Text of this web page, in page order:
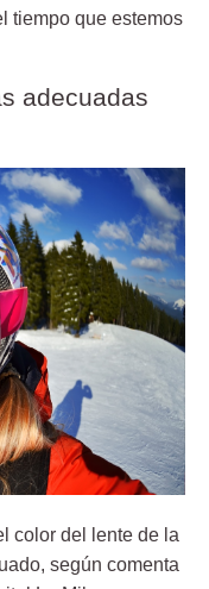
tiempo que estemos
adecuadas
color del lente de la
según comenta